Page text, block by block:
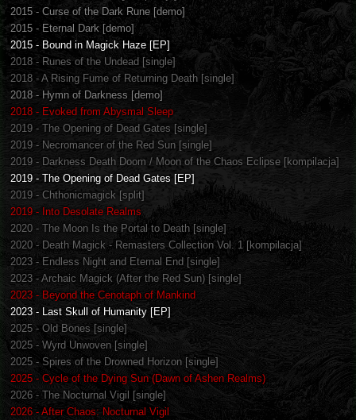
2015 - Curse of the Dark Rune [demo]
2015 - Eternal Dark [demo]
2015 - Bound in Magick Haze [EP]
2018 - Runes of the Undead [single]
2018 - A Rising Fume of Returning Death [single]
2018 - Hymn of Darkness [demo]
2018 - Evoked from Abysmal Sleep
2019 - The Opening of Dead Gates [single]
2019 - Necromancer of the Red Sun [single]
2019 - Darkness Death Doom / Moon of the Chaos Eclipse [kompilacja]
2019 - The Opening of Dead Gates [EP]
2019 - Chthonicmagick [split]
2019 - Into Desolate Realms
2020 - The Moon Is the Portal to Death [single]
2020 - Death Magick - Remasters Collection Vol. 1 [kompilacja]
2023 - Endless Night and Eternal End [single]
2023 - Archaic Magick (After the Red Sun) [single]
2023 - Beyond the Cenotaph of Mankind
2023 - Last Skull of Humanity [EP]
2025 - Old Bones [single]
2025 - Wyrd Unwoven [single]
2025 - Spires of the Drowned Horizon [single]
2025 - Cycle of the Dying Sun (Dawn of Ashen Realms)
2026 - The Nocturnal Vigil [single]
2026 - After Chaos: Nocturnal Vigil